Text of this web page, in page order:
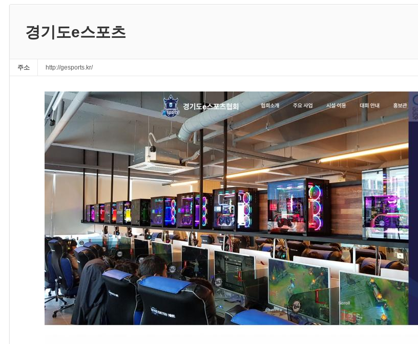
경기도e스포츠
주소 http://gesports.kr/